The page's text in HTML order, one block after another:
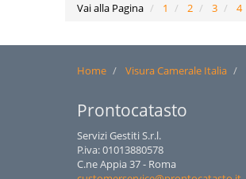
Vai alla Pagina 1 2 3 4
Home Visura Camerale Italia
Prontocatasto
Servizi Gestiti S.r.l.
P.iva: 01013880578
C.ne Appia 37 - Roma